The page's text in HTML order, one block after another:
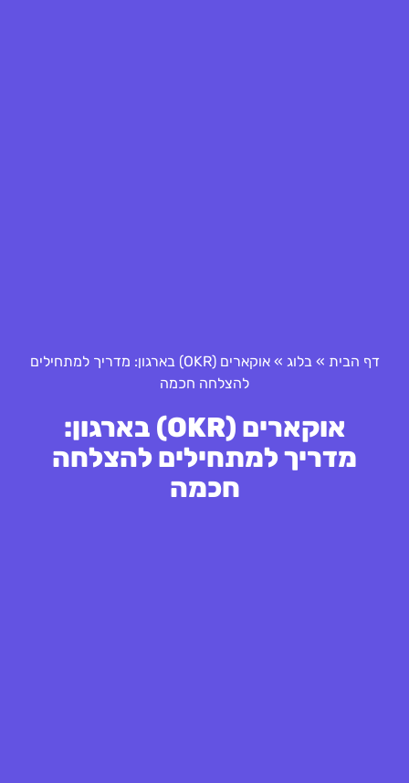
דף הבית »בלוג »
אוקארים (OKR) בארגון: מדריך למתחילים
להצלחה חכמה
אוקארים (OKR) בארגון:
מדריך למתחילים להצלחה
חכמה